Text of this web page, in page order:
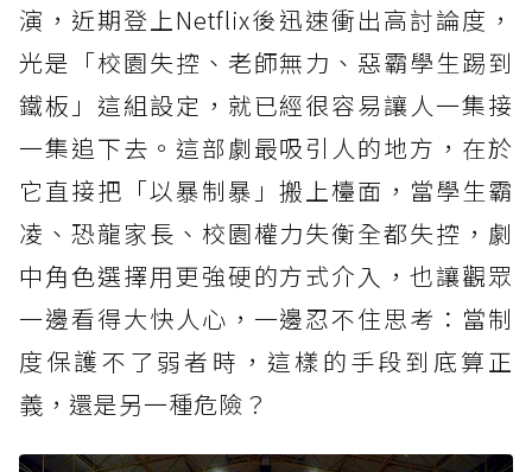
韓國復仇爽劇推薦4.《黑道律師文森佐》
韓國復仇爽劇推薦5.《非法正義》
韓國復仇爽劇推薦6.《Moving異能》
韓國復仇爽劇推薦7.《軍檢察官多伯曼》
韓國復仇爽劇推薦8.《流氓讀書會》
演，近期登上Netflix後迅速衝出高討論度，
光是「校園失控、老師無力、惡霸學生踢到
鐵板」這組設定，就已經很容易讓人一集接
一集追下去。這部劇最吸引人的地方，在於
它直接把「以暴制暴」搬上檯面，當學生霸
凌、恐龍家長、校園權力失衡全都失控，劇
中角色選擇用更強硬的方式介入，也讓觀眾
一邊看得大快人心，一邊忍不住思考：當制
度保護不了弱者時，這樣的手段到底算正
義，還是另一種危險？